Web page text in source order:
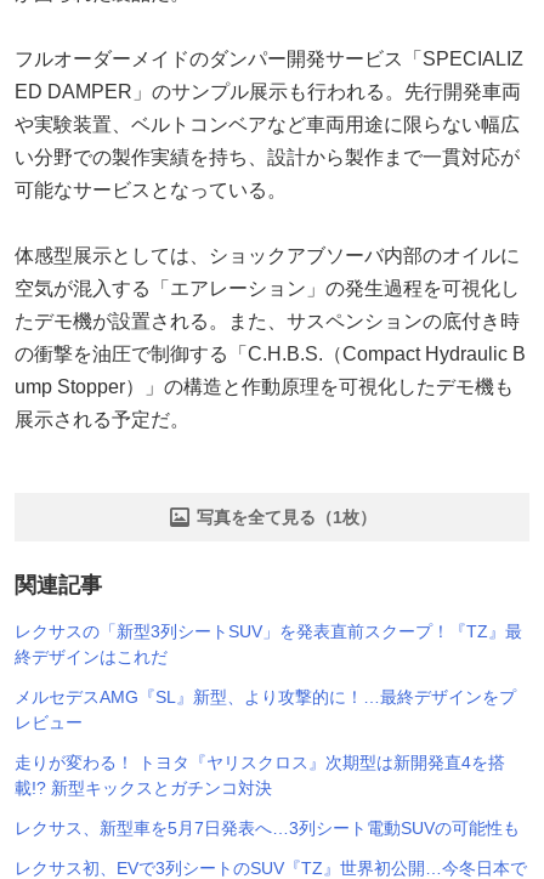
フルオーダーメイドのダンパー開発サービス「SPECIALIZ
ED DAMPER」のサンプル展示も行われる。先行開発車両
や実験装置、ベルトコンベアなど車両用途に限らない幅広
い分野での製作実績を持ち、設計から製作まで一貫対応が
可能なサービスとなっている。
体感型展示としては、ショックアブソーバ内部のオイルに
空気が混入する「エアレーション」の発生過程を可視化し
たデモ機が設置される。また、サスペンションの底付き時
の衝撃を油圧で制御する「C.H.B.S.（Compact Hydraulic B
ump Stopper）」の構造と作動原理を可視化したデモ機も
展示される予定だ。
写真を全て見る（1枚）
関連記事
レクサスの「新型3列シートSUV」を発表直前スクープ！『TZ』最
終デザインはこれだ
メルセデスAMG『SL』新型、より攻撃的に！…最終デザインをプ
レビュー
走りが変わる！ トヨタ『ヤリスクロス』次期型は新開発直4を搭
載!? 新型キックスとガチンコ対決
レクサス、新型車を5月7日発表へ…3列シート電動SUVの可能性も
レクサス初、EVで3列シートのSUV『TZ』世界初公開…今冬日本で